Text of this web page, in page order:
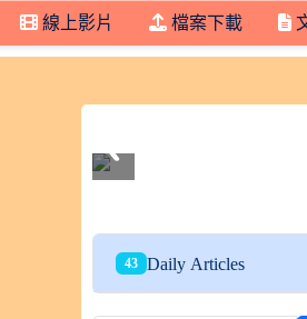
線上影片 檔案下載
43 Daily Articles